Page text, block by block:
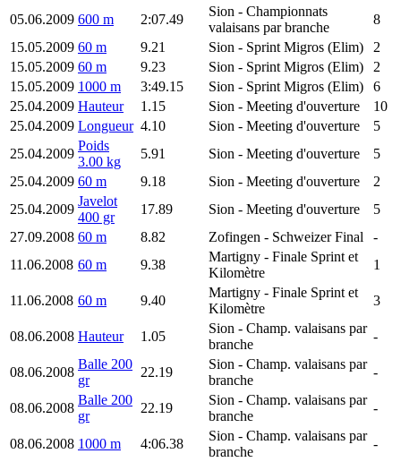
05.06.2009 600 m 2:07.49
Sion - Championnats
valaisans par branche
8
15.05.2009 60 m 9.21 Sion - Sprint Migros (Elim)
2
15.05.2009 60 m 9.23 Sion - Sprint Migros (Elim)
2
15.05.2009 1000 m 3:49.15 Sion - Sprint Migros (Elim)
6
25.04.2009 Hauteur 1.15 Sion - Meeting d'ouverture
10
25.04.2009 Longueur 4.10 Sion - Meeting d'ouverture
5
25.04.2009
Poids
3.00 kg
5.91 Sion - Meeting d'ouverture
5
25.04.2009 60 m 9.18 Sion - Meeting d'ouverture
2
25.04.2009
Javelot
400 gr
17.89 Sion - Meeting d'ouverture
5
27.09.2008 60 m 8.82 Zofingen - Schweizer Final
-
11.06.2008 60 m 9.38
Martigny - Finale Sprint et
Kilomètre
1
11.06.2008 60 m 9.40
Martigny - Finale Sprint et
Kilomètre
3
08.06.2008 Hauteur 1.05
Sion - Champ. valaisans par
branche
-
08.06.2008
Balle 200
gr
22.19
Sion - Champ. valaisans par
branche
-
08.06.2008
Balle 200
gr
22.19
Sion - Champ. valaisans par
branche
-
08.06.2008 1000 m 4:06.38
Sion - Champ. valaisans par
branche
-